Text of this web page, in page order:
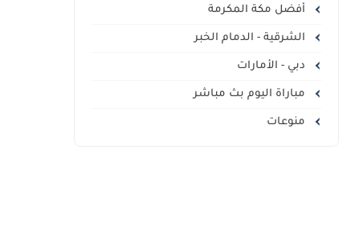
أفضل مكة المكرمة
الشرقية - الدمام الخبر
دبي - الأمارات
مباراة اليوم بث مباشر
منوعات